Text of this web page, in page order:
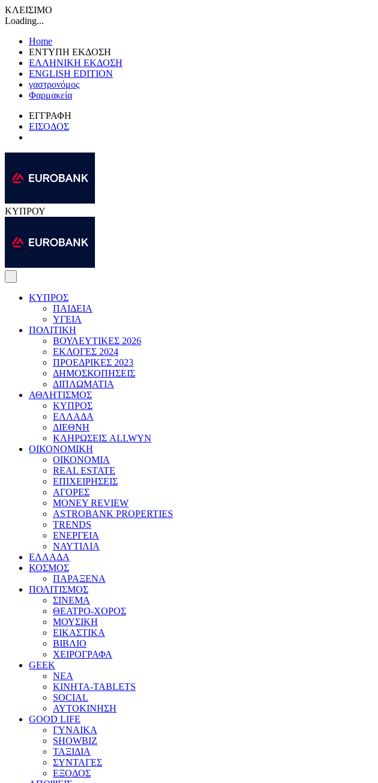
ΚΛΕΙΣΙΜΟ
Loading...
Home
ΕΝΤΥΠΗ ΕΚΔΟΣΗ
ΕΛΛΗΝΙΚΗ ΕΚΔΟΣΗ
ENGLISH EDITION
γαστρονόμος
Φαρμακεία
ΕΓΓΡΑΦΗ
ΕΙΣΟΔΟΣ
ΚΥΠΡΟΥ
ΚΥΠΡΟΣ
ΠΑΙΔΕΙΑ
ΥΓΕΙΑ
ΠΟΛΙΤΙΚΗ
ΒΟΥΛΕΥΤΙΚΕΣ 2026
ΕΚΛΟΓΕΣ 2024
ΠΡΟΕΔΡΙΚΕΣ 2023
ΔΗΜΟΣΚΟΠΗΣΕΙΣ
ΔΙΠΛΩΜΑΤΙΑ
ΑΘΛΗΤΙΣΜΟΣ
ΚΥΠΡΟΣ
ΕΛΛΑΔΑ
ΔΙΕΘΝΗ
ΚΛΗΡΩΣΕΙΣ ALLWYN
ΟΙΚΟΝΟΜΙΚΗ
ΟΙΚΟΝΟΜΙΑ
REAL ESTATE
ΕΠΙΧΕΙΡΗΣΕΙΣ
ΑΓΟΡΕΣ
MONEY REVIEW
ASTROBANK PROPERTIES
TRENDS
ΕΝΕΡΓΕΙΑ
ΝΑΥΤΙΛΙΑ
ΕΛΛΑΔΑ
ΚΟΣΜΟΣ
ΠΑΡΑΞΕΝΑ
ΠΟΛΙΤΙΣΜΟΣ
ΣΙΝΕΜΑ
ΘΕΑΤΡΟ-ΧΟΡΟΣ
ΜΟΥΣΙΚΗ
ΕΙΚΑΣΤΙΚΑ
ΒΙΒΛΙΟ
ΧΕΙΡΟΓΡΑΦΑ
GEEK
ΝΕΑ
ΚΙΝΗΤΑ-TABLETS
SOCIAL
ΑΥΤΟΚΙΝΗΣΗ
GOOD LIFE
ΓΥΝΑΙΚΑ
SHOWBIZ
ΤΑΞΙΔΙΑ
ΣΥΝΤΑΓΕΣ
ΕΞΟΔΟΣ